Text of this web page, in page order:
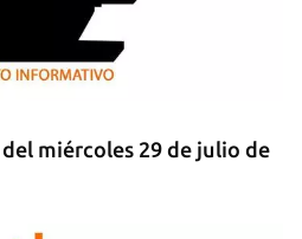
miércoles 29 de julio de